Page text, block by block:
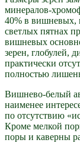
минералов-
40% в вишневых,
светлых пятнах
вишневых
зерен, глобулей,
практически
полностью
Вишнево-белый
наименее
по отсутствию
Кроме мелкой
поры и каверны